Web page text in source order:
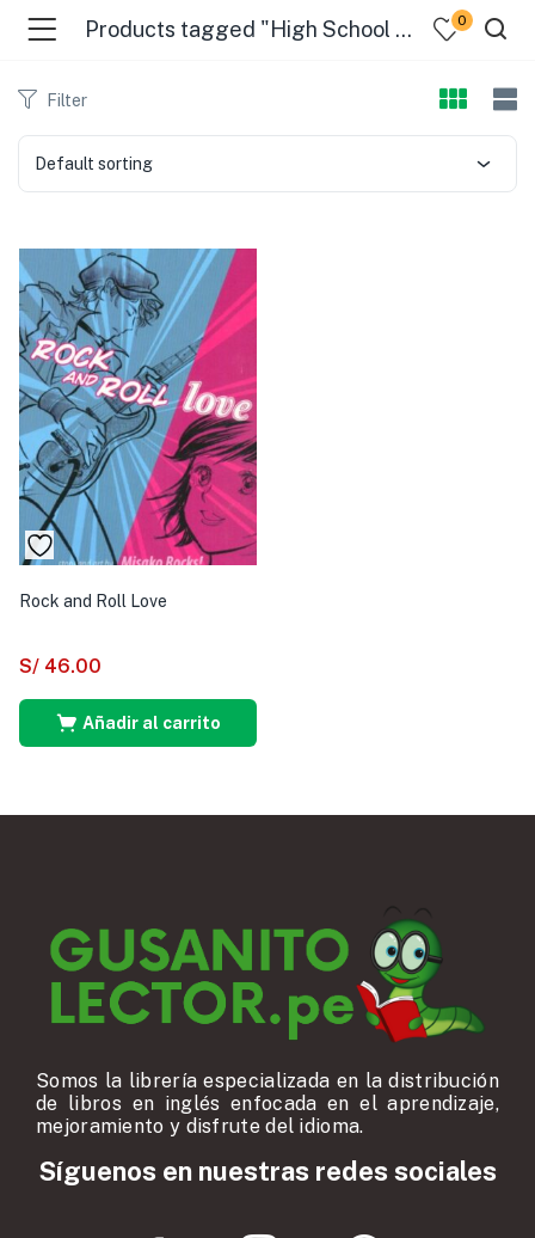
Products tagged "High School Students" 0
Filter
Default sorting
Rock and Roll Love
S/ 46.00
Añadir al carrito
Somos la librería especializada en la distribución
de libros en inglés enfocada en el aprendizaje,
mejoramiento y disfrute del idioma.
Síguenos en nuestras redes sociales